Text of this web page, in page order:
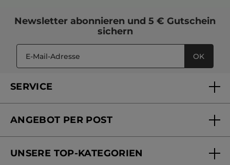
Newsletter abonnieren und 5 € Gutschein
sichern
OK
SERVICE
Mein Konto
Online Preisliste
ANGEBOT PER POST
Versandhandel Preisliste
UNSERE TOP-KATEGORIEN